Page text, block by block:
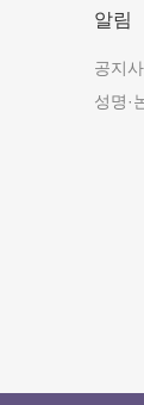
알림
공지
성명·